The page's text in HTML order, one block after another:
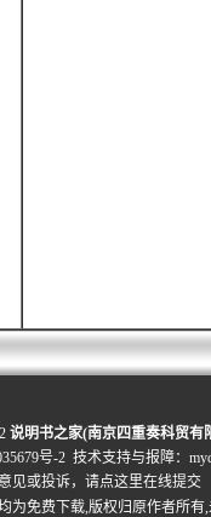
说明书之家(南京四重奏科贸有
号-2 技术支持与报障：
见或投诉， 请点这里在线提交
为免费下载,版权归原作者所